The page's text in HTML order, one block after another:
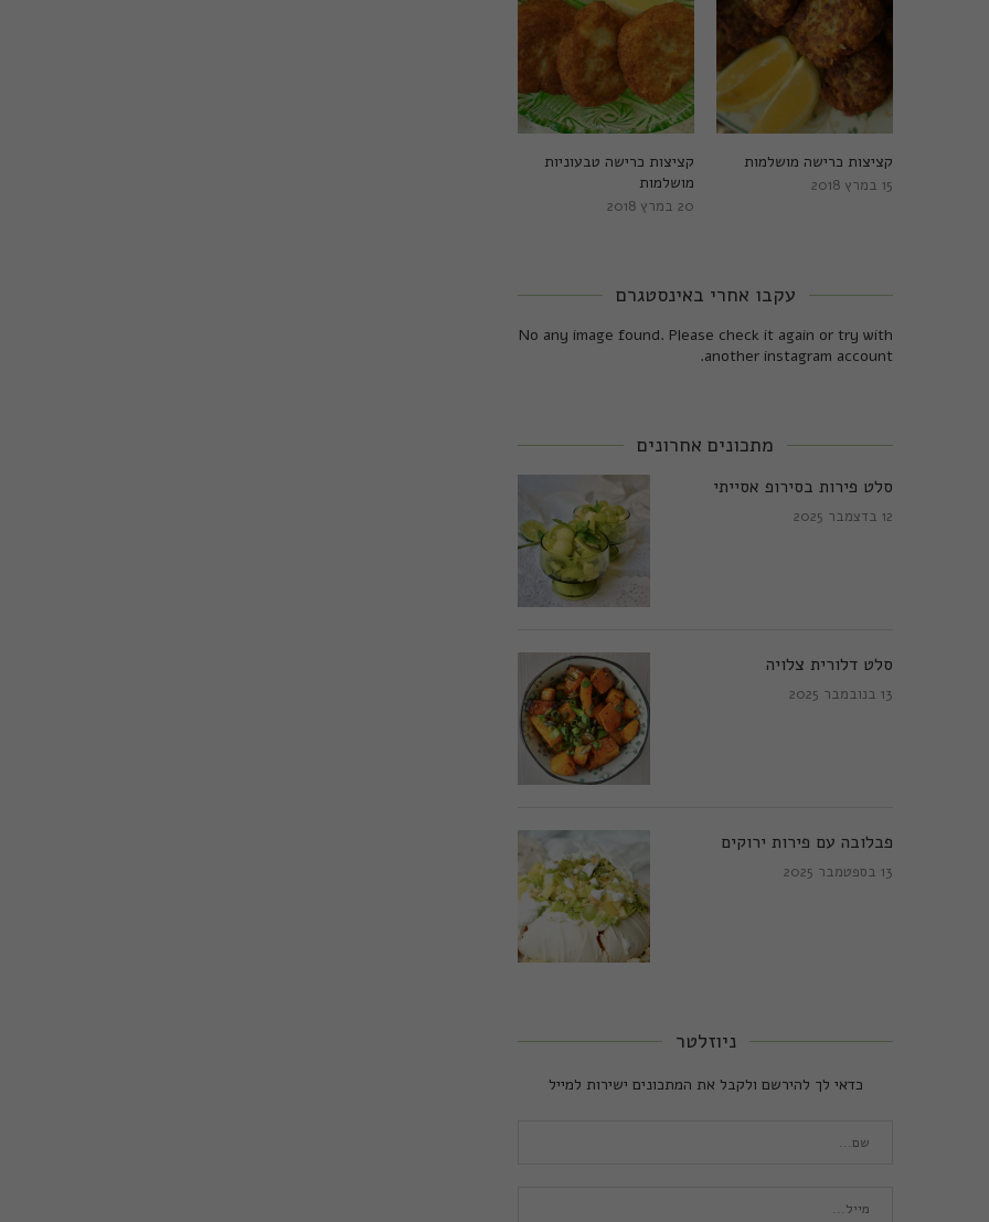
קציצות כרישה טבעוניות
מושלמות
20 במרץ 2018
קציצות כרישה מושלמות
15 במרץ 2018
עקבו אחרי באינסטגרם
No any image found. Please check it again or try with
another instagram account.
מתכונים אחרונים
סלט פירות בסירופ אסייתי
12 בדצמבר 2025
סלט דלורית צלויה
13 בנובמבר 2025
פבלובה עם פירות ירוקים
13 בספטמבר 2025
ניוזלטר
כדאי לך להירשם ולקבל את המתכונים ישירות למייל